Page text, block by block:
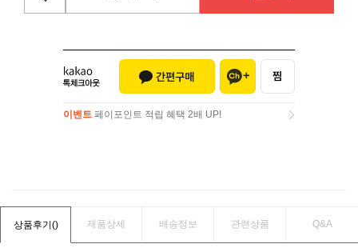
이벤트 페이포인트 적립 혜택 2배 UP!
상품후기() 제품상세 배송정보 관련상품 Q&A